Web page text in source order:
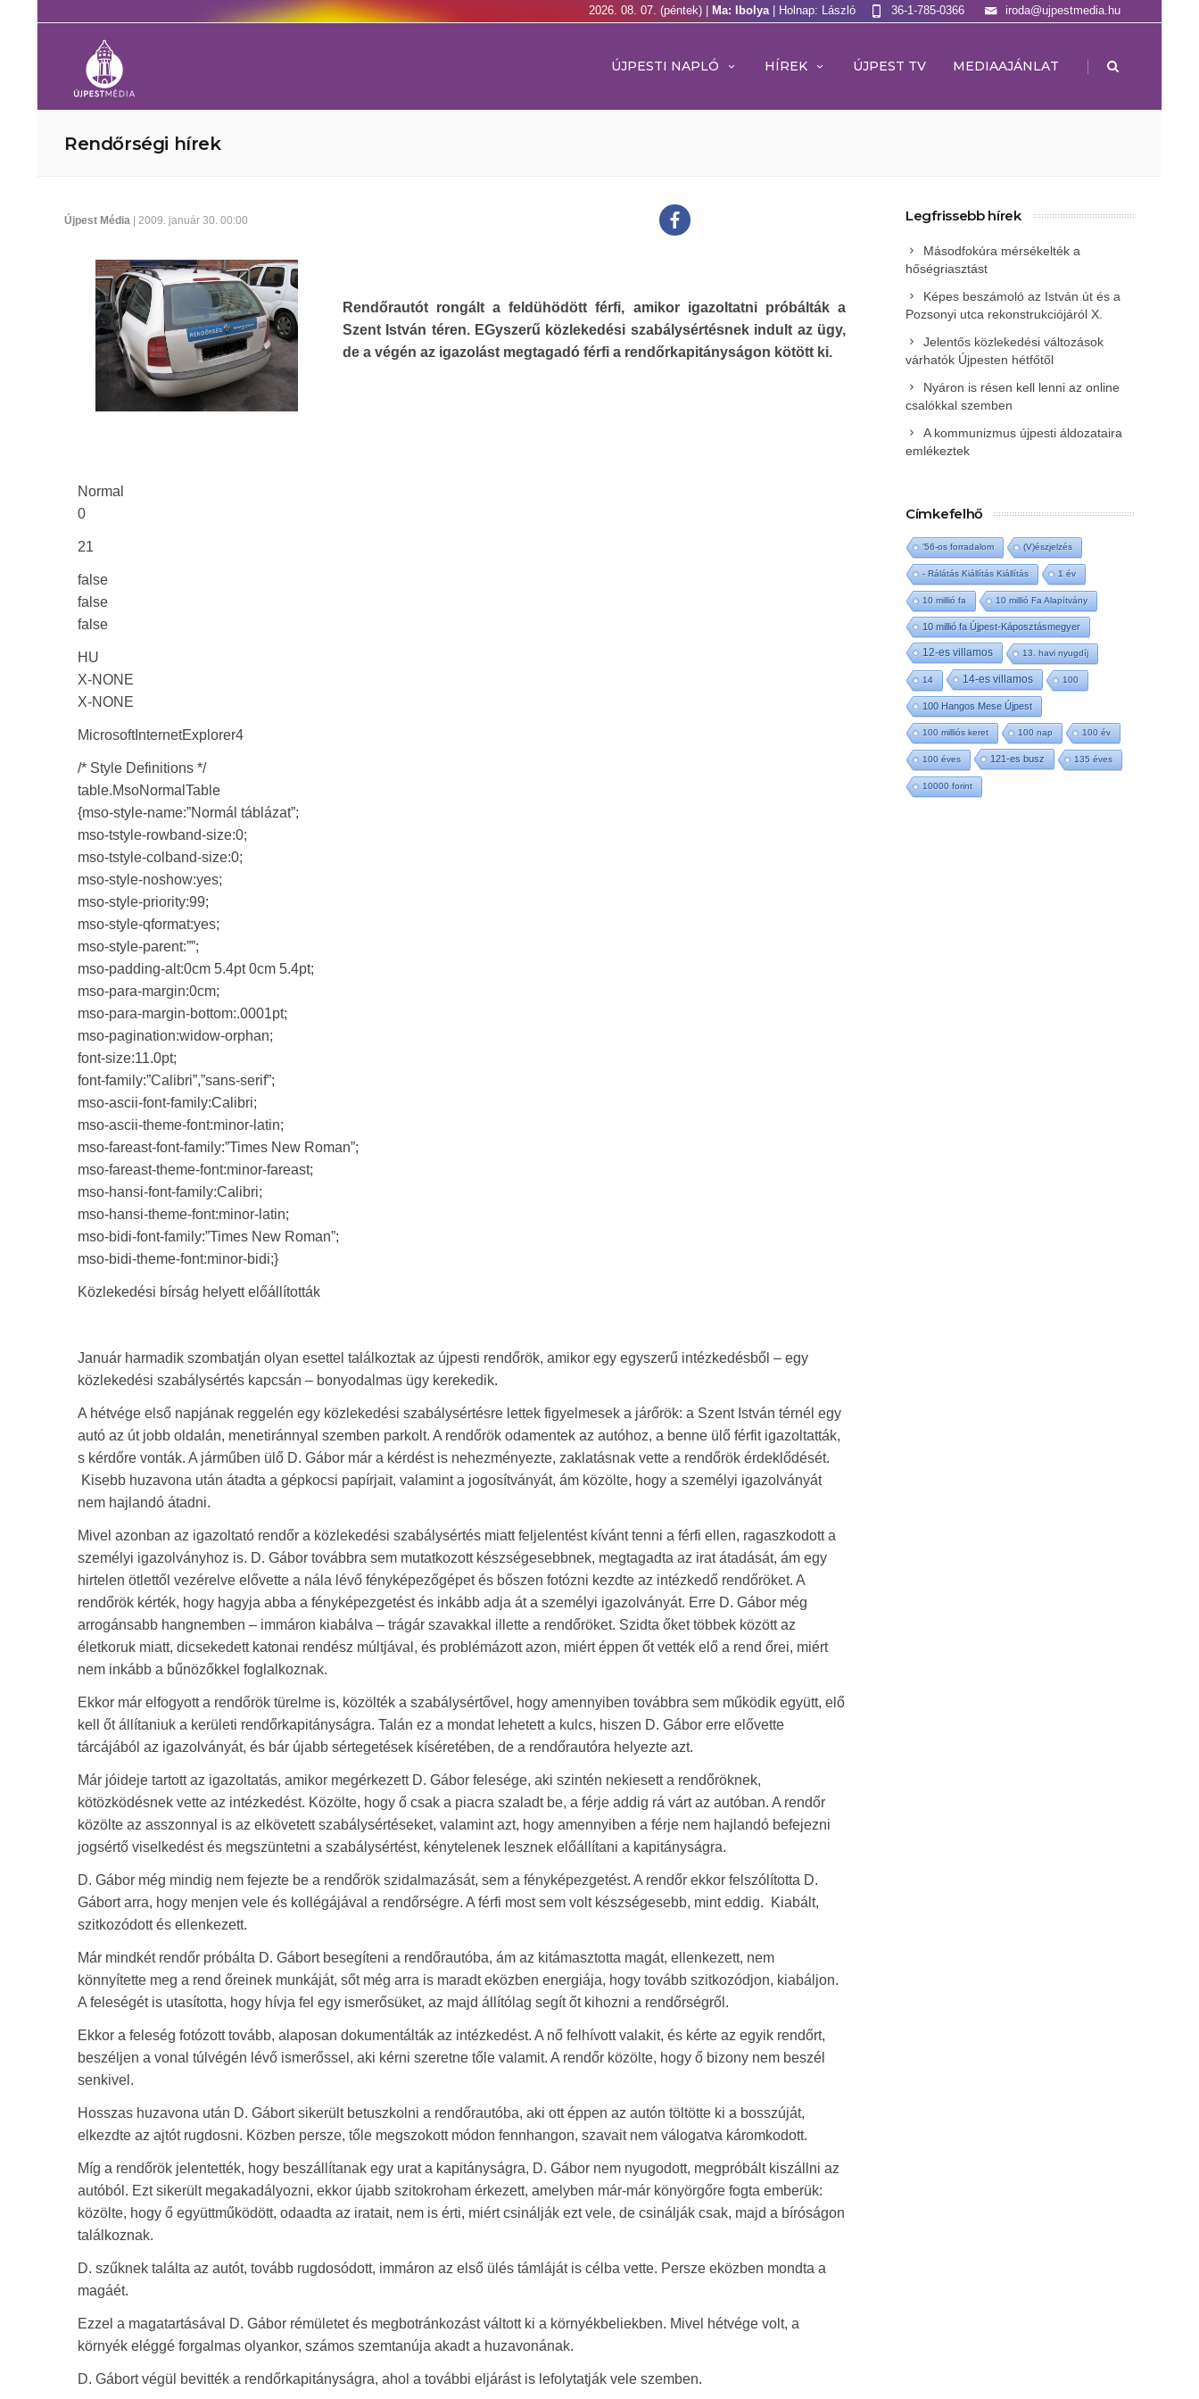
2026. 08. 07. (péntek) | Ma: Ibolya | Holnap: László iroda@ujpestmedia.hu
36-1-785-0366
ÚJPESTI NAPLÓ HÍREK ÚJPEST TV MEDIAAJÁNLAT |
Rendőrségi hírek
Újpest Média | 2009. január 30. 00:00
Rendőrautót rongált a feldühödött férfi, amikor igazoltatni próbálták a
Szent István téren. EGyszerű közlekedési szabálysértésnek indult az ügy,
de a végén az igazolást megtagadó férfi a rendőrkapitányságon kötött ki.
Normal
0
21
false
false
false
HU
X-NONE
X-NONE
MicrosoftInternetExplorer4
/* Style Definitions */
table.MsoNormalTable
{mso-style-name:”Normál táblázat”;
mso-tstyle-rowband-size:0;
mso-tstyle-colband-size:0;
mso-style-noshow:yes;
mso-style-priority:99;
mso-style-qformat:yes;
mso-style-parent:””;
mso-padding-alt:0cm 5.4pt 0cm 5.4pt;
mso-para-margin:0cm;
mso-para-margin-bottom:.0001pt;
mso-pagination:widow-orphan;
font-size:11.0pt;
font-family:”Calibri”,”sans-serif”;
mso-ascii-font-family:Calibri;
mso-ascii-theme-font:minor-latin;
mso-fareast-font-family:”Times New Roman”;
mso-fareast-theme-font:minor-fareast;
mso-hansi-font-family:Calibri;
mso-hansi-theme-font:minor-latin;
mso-bidi-font-family:”Times New Roman”;
mso-bidi-theme-font:minor-bidi;}
Közlekedési bírság helyett előállították
Január harmadik szombatján olyan esettel találkoztak az újpesti rendőrök, amikor egy egyszerű intézkedésből – egy
közlekedési szabálysértés kapcsán – bonyodalmas ügy kerekedik.
A hétvége első napjának reggelén egy közlekedési szabálysértésre lettek figyelmesek a járőrök: a Szent István térnél egy
autó az út jobb oldalán, menetiránnyal szemben parkolt. A rendőrök odamentek az autóhoz, a benne ülő férfit igazoltatták,
s kérdőre vonták. A járműben ülő D. Gábor már a kérdést is nehezményezte, zaklatásnak vette a rendőrök érdeklődését.
Kisebb huzavona után átadta a gépkocsi papírjait, valamint a jogosítványát, ám közölte, hogy a személyi igazolványát
nem hajlandó átadni.
Mivel azonban az igazoltató rendőr a közlekedési szabálysértés miatt feljelentést kívánt tenni a férfi ellen, ragaszkodott a
személyi igazolványhoz is. D. Gábor továbbra sem mutatkozott készségesebbnek, megtagadta az irat átadását, ám egy
hirtelen ötlettől vezérelve elővette a nála lévő fényképezőgépet és bőszen fotózni kezdte az intézkedő rendőröket. A
rendőrök kérték, hogy hagyja abba a fényképezgetést és inkább adja át a személyi igazolványát. Erre D. Gábor még
arrogánsabb hangnemben – immáron kiabálva – trágár szavakkal illette a rendőröket. Szidta őket többek között az
életkoruk miatt, dicsekedett katonai rendész múltjával, és problémázott azon, miért éppen őt vették elő a rend őrei, miért
nem inkább a bűnözőkkel foglalkoznak.
Ekkor már elfogyott a rendőrök türelme is, közölték a szabálysértővel, hogy amennyiben továbbra sem működik együtt, elő
kell őt állítaniuk a kerületi rendőrkapitányságra. Talán ez a mondat lehetett a kulcs, hiszen D. Gábor erre elővette
tárcájából az igazolványát, és bár újabb sértegetések kíséretében, de a rendőrautóra helyezte azt.
Már jóideje tartott az igazoltatás, amikor megérkezett D. Gábor felesége, aki szintén nekiesett a rendőröknek,
kötözködésnek vette az intézkedést. Közölte, hogy ő csak a piacra szaladt be, a férje addig rá várt az autóban. A rendőr
közölte az asszonnyal is az elkövetett szabálysértéseket, valamint azt, hogy amennyiben a férje nem hajlandó befejezni
jogsértő viselkedést és megszüntetni a szabálysértést, kénytelenek lesznek előállítani a kapitányságra.
D. Gábor még mindig nem fejezte be a rendőrök szidalmazását, sem a fényképezgetést. A rendőr ekkor felszólította D.
Gábort arra, hogy menjen vele és kollégájával a rendőrségre. A férfi most sem volt készségesebb, mint eddig.
Kiabált,
szitkozódott és ellenkezett.
Már mindkét rendőr próbálta D. Gábort besegíteni a rendőrautóba, ám az kitámasztotta magát, ellenkezett, nem
könnyítette meg a rend őreinek munkáját, sőt még arra is maradt eközben energiája, hogy tovább szitkozódjon, kiabáljon.
A feleségét is utasította, hogy hívja fel egy ismerősüket, az majd állítólag segít őt kihozni a rendőrségről.
Ekkor a feleség fotózott tovább, alaposan dokumentálták az intézkedést. A nő felhívott valakit, és kérte az egyik rendőrt,
beszéljen a vonal túlvégén lévő ismerőssel, aki kérni szeretne tőle valamit. A rendőr közölte, hogy ő bizony nem beszél
senkivel.
Hosszas huzavona után D. Gábort sikerült betuszkolni a rendőrautóba, aki ott éppen az autón töltötte ki a bosszúját,
elkezdte az ajtót rugdosni. Közben persze, tőle megszokott módon fennhangon, szavait nem válogatva káromkodott.
Míg a rendőrök jelentették, hogy beszállítanak egy urat a kapitányságra, D. Gábor nem nyugodott, megpróbált kiszállni az
autóból. Ezt sikerült megakadályozni, ekkor újabb szitokroham érkezett, amelyben már-már könyörgőre fogta emberük:
közölte, hogy ő együttműködött, odaadta az iratait, nem is érti, miért csinálják ezt vele, de csinálják csak, majd a bíróságon
találkoznak.
D. szűknek találta az autót, tovább rugdosódott, immáron az első ülés támláját is célba vette. Persze eközben mondta a
magáét.
Ezzel a magatartásával D. Gábor rémületet és megbotránkozást váltott ki a környékbeliekben. Mivel hétvége volt, a
környék eléggé forgalmas olyankor, számos szemtanúja akadt a huzavonának.
D. Gábort végül bevitték a rendőrkapitányságra, ahol a további eljárást is lefolytatják vele szemben.
Legfrissebb hírek
Másodfokúra mérsékelték a
hőségriasztást
Képes beszámoló az István út és a
Pozsonyi utca rekonstrukciójáról X.
Jelentős közlekedési változások
várhatók Újpesten hétfőtől
Nyáron is résen kell lenni az online
csalókkal szemben
A kommunizmus újpesti áldozataira
emlékeztek
Címkefelhő
'56-os forradalom (V)észjelzés
- Rálátás Kiállítás Kiállítás 1 év
10 millió fa 10 millió Fa Alapítvány
10 millió fa Újpest-Káposztásmegyer
12-es villamos 13. havi nyugdíj
14 14-es villamos 100
100 Hangos Mese Újpest
100 milliós keret 100 nap 100 év
100 éves 121-es busz 135 éves
10000 forint